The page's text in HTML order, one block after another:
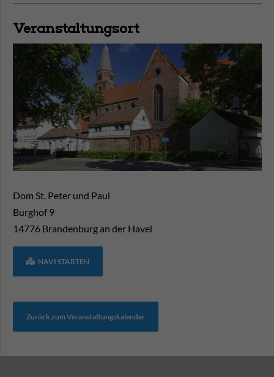
Veranstaltungsort
Dom St. Peter und Paul
Burghof 9
14776 Brandenburg an der Havel
NAVI STARTEN
Zurück zum Veranstaltungskalender